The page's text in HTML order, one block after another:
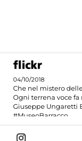
04/10/2018
Che nel mistero
Ogni terrena voce fa
Giuseppe Ungaretti
#MuseoBarracco